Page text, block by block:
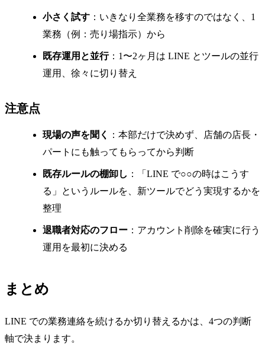
小さく試す ：いきなり全業務を移すのではなく、1
業務（例：売り場指示）から
既存運用と並行：1〜2ヶ月は LINE とツールの並行
運用、徐々に切り替え
注意点
現場の声を聞く
：本部だけで決めず、店舗の店長・
パートにも触ってもらってから判断
既存ルールの棚卸し ：「LINE で○○の時はこうす
る」というルールを、新ツールでどう実現するかを
整理
退職者対応のフロー ：アカウント削除を確実に行う
運用を最初に決める
まとめ
LINE での業務連絡を続けるか切り替えるかは、4つの判断
軸で決まります。